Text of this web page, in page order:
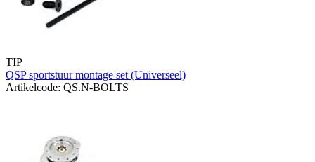
TIP
QSP sportstuur montage set (Universeel)
Artikelcode: QS.N-BOLTS